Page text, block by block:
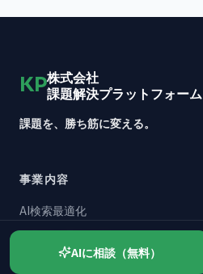
AIに相談（無料）
KP株式会社
課題解決プラットフォーム
課題を、勝ち筋に変える。
事業内容
AI検索最適化
AI開発・業務自動化